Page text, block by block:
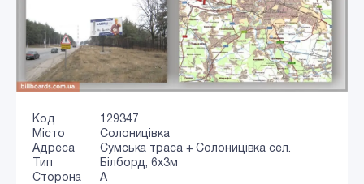
Код
129347
Місто
Солоницівка
Адреса
Сумська траса + Солоницівка сел.
Тип
Білборд, 6х3м
Сторона
A